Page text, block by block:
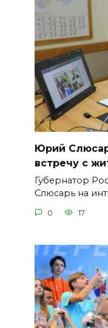
Юрий
встречу с
Губернатор
Слюсарь на
0 17